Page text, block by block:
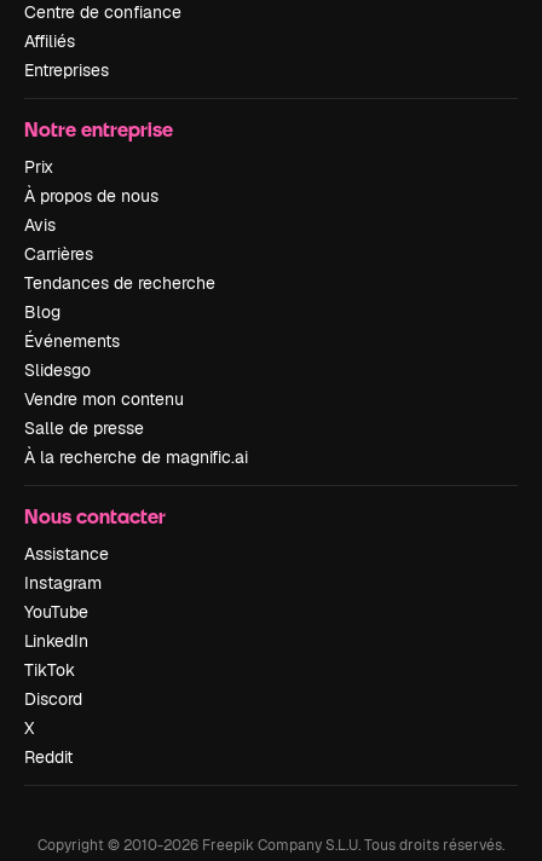
Centre de confiance
Affiliés
Entreprises
Notre entreprise
Prix
À propos de nous
Avis
Carrières
Tendances de recherche
Blog
Événements
Slidesgo
Vendre mon contenu
Salle de presse
À la recherche de magnific.ai
Nous contacter
Assistance
Instagram
YouTube
LinkedIn
TikTok
Discord
X
Reddit
Copyright © 2010-2026 Freepik Company S.L.U.Tous droits réservés.